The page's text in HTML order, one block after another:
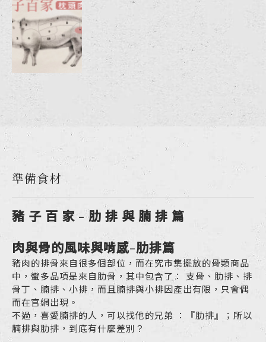
準備食材
豬 子 百 家 - 肋 排 與 腩 排 篇
肉與骨的風味與啃感-肋排篇
豬肉的排骨來自很多個部位，而在究市集擺放的骨類商品
中，蠻多品項是來自肋骨，其中包含了： 支骨、肋排、排
骨丁、腩排、小排，而且腩排與小排因產出有限，只會偶
而在官網出現。
不過，喜愛腩排的人，可以找他的兄弟 ：『肋排』；所以
腩排與肋排，到底有什麼差別？